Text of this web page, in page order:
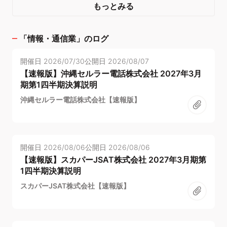
もっとみる
「情報・通信業 」のログ
開催日 2026/07/30公開日 2026/08/07
【速報版】沖縄セルラー電話株式会社 2027年3月
期第1四半期決算説明
沖縄セルラー電話株式会社【速報版】
開催日 2026/08/06公開日 2026/08/06
【速報版】スカパーJSAT株式会社 2027年3月期第
1四半期決算説明
スカパーJSAT株式会社【速報版】